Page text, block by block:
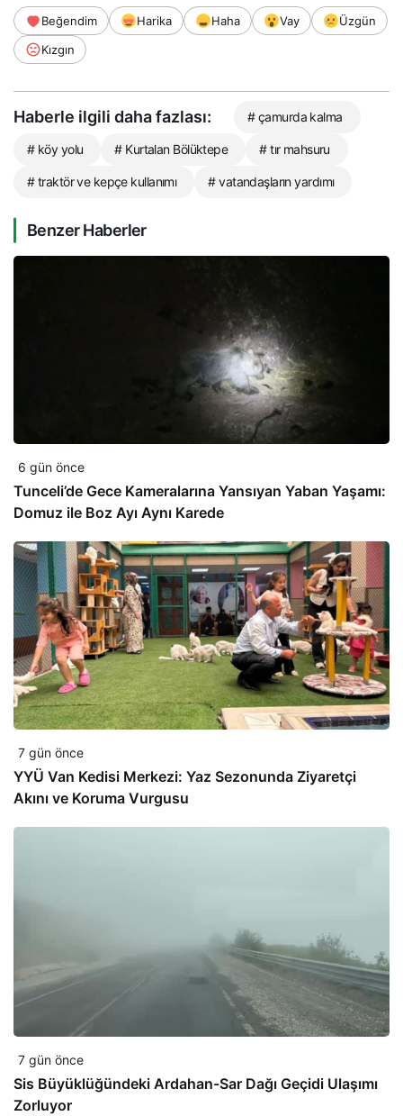
Beğendim Harika Haha Vay
Üzgün
Kızgın
Haberle ilgili daha fazlası: # çamurda kalma
# köy yolu # Kurtalan Bölüktepe # tır mahsuru
# traktör ve kepçe kullanımı # vatandaşların yardımı
Benzer Haberler
6 gün önce
Tunceli’de Gece Kameralarına Yansıyan Yaban Yaşamı:
Domuz ile Boz Ayı Aynı Karede
7 gün önce
YYÜ Van Kedisi Merkezi: Yaz Sezonunda Ziyaretçi
Akını ve Koruma Vurgusu
7 gün önce
Sis Büyüklüğündeki Ardahan-Sar Dağı Geçidi Ulaşımı
Zorluyor